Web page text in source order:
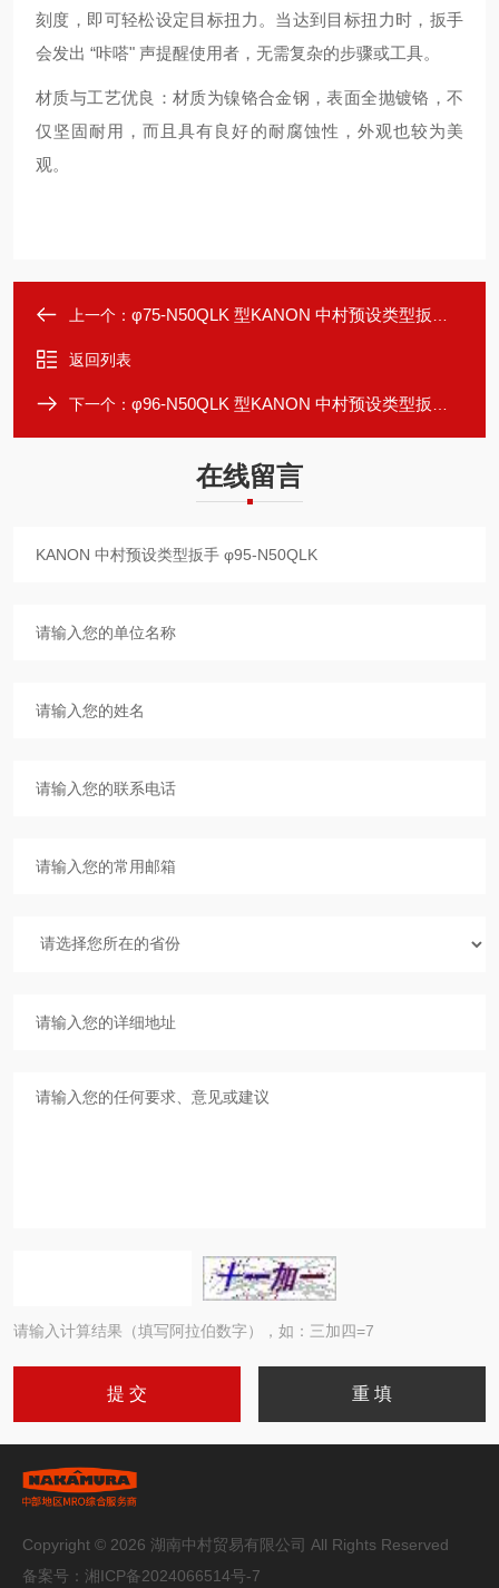
刻度，即可轻松设定目标扭力。当达到目标扭力时，扳手
会发出 “咔嗒" 声提醒使用者，无需复杂的步骤或工具。
材质与工艺优良：材质为镍铬合金钢，表面全抛镀铬，不
仅坚固耐用，而且具有良好的耐腐蚀性，外观也较为美
观。
上一个： φ75-N50QLK 型KANON 中村预设类型扳手 φ75-N50QLK
返回列表
下一个： φ96-N50QLK 型KANON 中村预设类型扳手 φ96-N50QLK
在线留言
请输入计算结果（填写阿拉伯数字），如：三加四=7
Copyright © 2026 湖南中村贸易有限公司 All Rights Reserved
备案号： 湘ICP备2024066514号-7